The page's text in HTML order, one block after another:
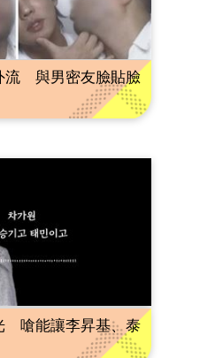
流 與男密友臉貼臉
嗆能讓李昇基、泰